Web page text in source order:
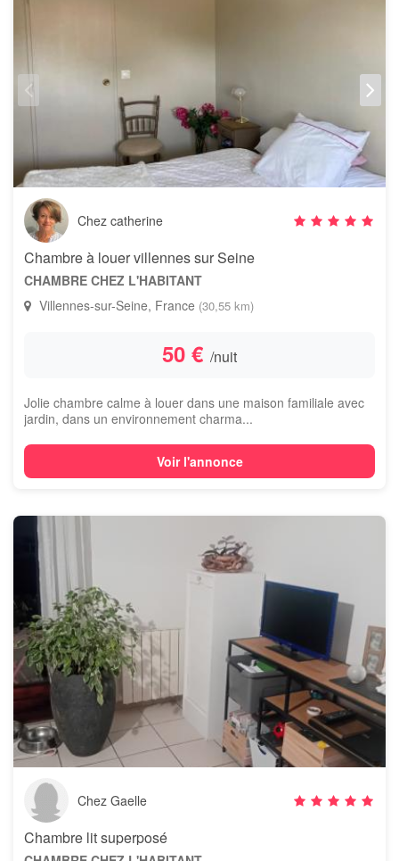
Chez catherine
Chambre à louer villennes sur Seine
CHAMBRE CHEZ L'HABITANT
Villennes-sur-Seine, France (30,55 km)
50 € /nuit
Jolie chambre calme à louer dans une maison familiale avec
jardin, dans un environnement charma...
Voir l'annonce
Chez Gaelle
Chambre lit superposé